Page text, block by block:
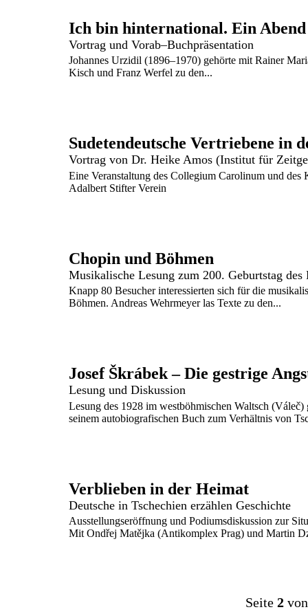
Ich bin hinternational. Ein
Vortrag und Vorab–Buchpräsentation
Johannes Urzidil (1896–1970) gehörte mit Rainer
Kisch und Franz Werfel zu den...
Vortrag von Dr. Heike Amos (Institut für
Eine Veranstaltung des Collegium Carolinum und
Adalbert Stifter Verein
Chopin und Böhmen
Knapp 80 Besucher interessierten sich für die
Böhmen. Andreas Wehrmeyer las Texte zu den...
Josef Škrábek – Die gestrige
Lesung und Diskussion
Lesung des 1928 im westböhmischen Waltsch (Váleč)
seinem autobiografischen Buch zum Verhältnis von
Verblieben in der Heimat
Deutsche in Tschechien erzählen Geschichte
Ausstellungseröffnung und Podiumsdiskussion zur
Mit Ondřej Matějka (Antikomplex Prag) und Martin
Seite 2